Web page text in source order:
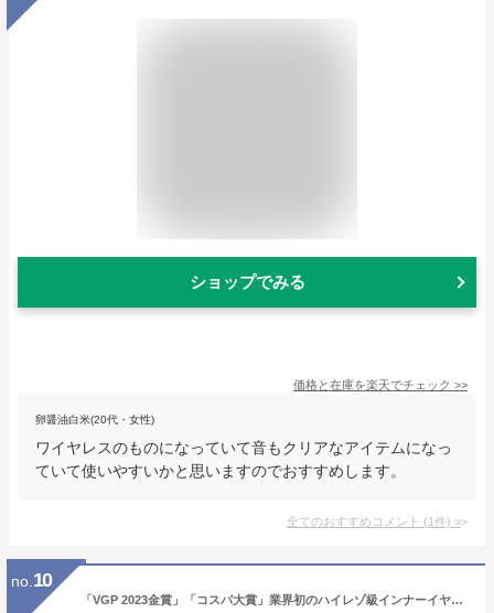
ショップでみる
価格と在庫を楽天でチェック >>
卵醤油白米(20代・女性)
ワイヤレスのものになっていて音もクリアなアイテムになっ
ていて使いやすいかと思いますのでおすすめします。
全てのおすすめコメント (1件) >
no. 10
「VGP 2023金賞」「コスパ大賞」業界初のハイレゾ級インナーイヤー ワイヤレスイヤホン SOUNDPEATS Air3 deluxe HS 完全ワイヤレスイヤホン Hi-Res認証 LDACに対応 イヤホン 14.2mm大口径ダイナミックドライバー 高音質 通話ノイズリダクション 装着検出機能 専用アプリ付